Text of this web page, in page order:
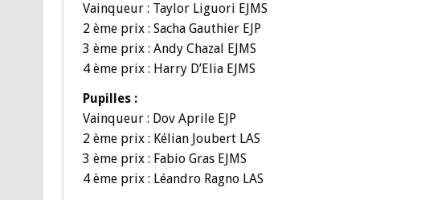
Vainqueur : Taylor Liguori EJMS
2 ème prix : Sacha Gauthier EJP
3 ème prix : Andy Chazal EJMS
4 ème prix : Harry D’Elia EJMS
Pupilles :
Vainqueur : Dov Aprile EJP
2 ème prix : Kélian Joubert LAS
3 ème prix : Fabio Gras EJMS
4 ème prix : Léandro Ragno LAS